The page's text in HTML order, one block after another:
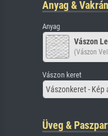
Anyag &
Anyag
Vászon
(Vászon
Vászon keret
Vászonkeret - Kép
Üveg &